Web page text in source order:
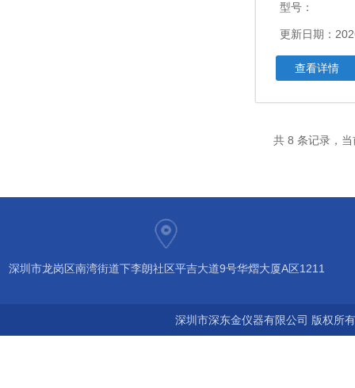
型号：
更新日期：
查看详情
共 8 条记录，
深圳市龙岗区南湾街道下李朗社区平吉大道9号华熠大厦A区1211
深圳市深东金仪器有限公司 版权所